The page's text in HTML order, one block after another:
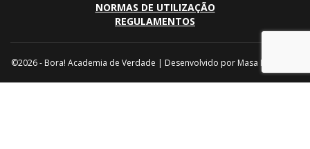
NORMAS DE UTILIZAÇÃO
REGULAMENTOS
©2026 - Bora! Academia de Verdade | Desenvolvido por Masa Marketing